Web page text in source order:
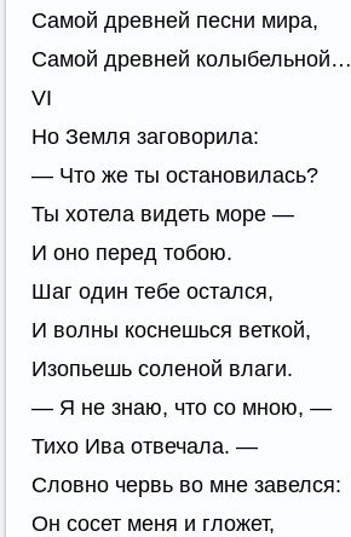
Самой древней песни мира,
Самой древней колыбельной…
VI
Но Земля заговорила:
— Что же ты остановилась?
Ты хотела видеть море —
И оно перед тобою.
Шаг один тебе остался,
И волны коснешься веткой,
Изопьешь соленой влаги.
— Я не знаю, что со мною, —
Тихо Ива отвечала. —
Словно червь во мне завелся:
Он сосет меня и гложет,